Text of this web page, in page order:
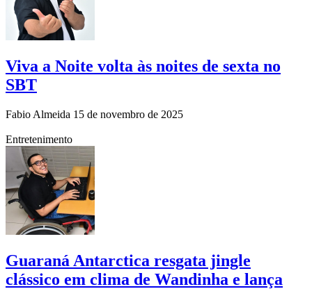
Viva a Noite volta às noites de sexta no
SBT
Fabio Almeida 15 de novembro de 2025
Entretenimento
Guaraná Antarctica resgata jingle
clássico em clima de Wandinha e lança